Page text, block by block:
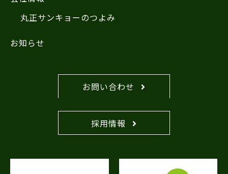
丸正サンキョーのつよみ
お知らせ
お問い合わせ
採用情報